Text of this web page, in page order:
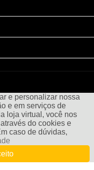
e personalizar nossa
e em serviços de
loja virtual, você nos
do cookies e
caso de dúvidas,